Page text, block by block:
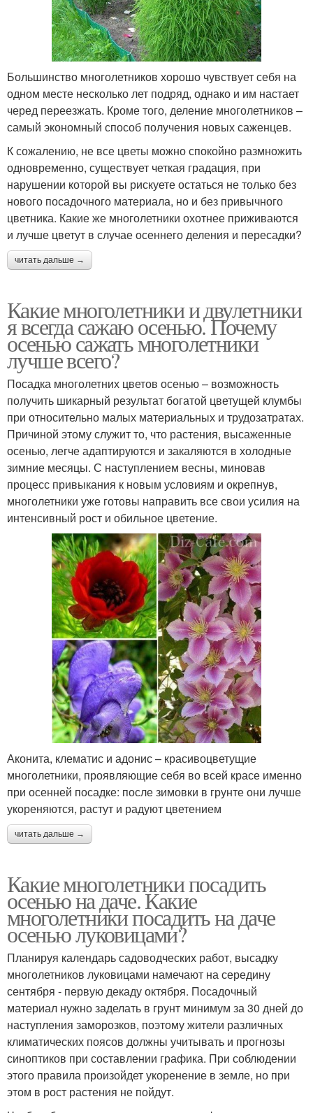
Большинство многолетников хорошо чувствует себя на
одном месте несколько лет подряд, однако и им настает
черед переезжать. Кроме того, деление многолетников –
самый экономный способ получения новых саженцев.
К сожалению, не все цветы можно спокойно размножить
одновременно, существует четкая градация, при
нарушении которой вы рискуете остаться не только без
нового посадочного материала, но и без привычного
цветника. Какие же многолетники охотнее приживаются
и лучше цветут в случае осеннего деления и пересадки?
читать дальше →
Какие многолетники и двулетники
я всегда сажаю осенью. Почему
осенью сажать многолетники
лучше всего?
Посадка многолетних цветов осенью – возможность
получить шикарный результат богатой цветущей клумбы
при относительно малых материальных и трудозатратах.
Причиной этому служит то, что растения, высаженные
осенью, легче адаптируются и закаляются в холодные
зимние месяцы. С наступлением весны, миновав
процесс привыкания к новым условиям и окрепнув,
многолетники уже готовы направить все свои усилия на
интенсивный рост и обильное цветение.
Аконита, клематис и адонис – красивоцветущие
многолетники, проявляющие себя во всей красе именно
при осенней посадке: после зимовки в грунте они лучше
укореняются, растут и радуют цветением
читать дальше →
Какие многолетники посадить
осенью на даче. Какие
многолетники посадить на даче
осенью луковицами?
Планируя календарь садоводческих работ, высадку
многолетников луковицами намечают на середину
сентября - первую декаду октября. Посадочный
материал нужно заделать в грунт минимум за 30 дней до
наступления заморозков, поэтому жители различных
климатических поясов должны учитывать и прогнозы
синоптиков при составлении графика. При соблюдении
этого правила произойдет укоренение в земле, но при
этом в рост растения не пойдут.